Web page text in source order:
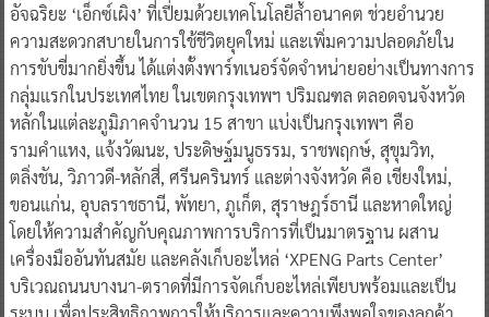
อัจฉริยะ ‘เอ็กซ์เผิง’ ที่เปี่ยมด้วยเทคโนโลยีล้ำอนาคต ช่วยอำนวย
ความสะดวกสบายในการใช้ชีวิตยุคใหม่ และเพิ่มความปลอดภัยใน
การขับขี่มากยิ่งขึ้น ได้แต่งตั้งพาร์ทเนอร์จัดจำหน่ายอย่างเป็นทางการ
กลุ่มแรกในประเทศไทย ในเขตกรุงเทพฯ ปริมณฑล ตลอดจนจังหวัด
หลักในแต่ละภูมิภาคจำนวน 15 สาขา แบ่งเป็นกรุงเทพฯ คือ
รามคำแหง, แจ้งวัฒนะ, ประดิษฐ์มนูธรรม, ราชพฤกษ์, สุขุมวิท,
ตลิ่งชัน, วิภาวดี-หลักสี่, ศรีนครินทร์ และต่างจังหวัด คือ เชียงใหม่,
ขอนแก่น, อุบลราชธานี, พัทยา, ภูเก็ต, สุราษฎร์ธานี และหาดใหญ่
โดยให้ความสำคัญกับคุณภาพการบริการที่เป็นมาตรฐาน ผสาน
เครื่องมืออันทันสมัย และคลังเก็บอะไหล่ ‘XPENG Parts Center’
บริเวณถนนบางนา-ตราดที่มีการจัดเก็บอะไหล่เพียบพร้อมและเป็น